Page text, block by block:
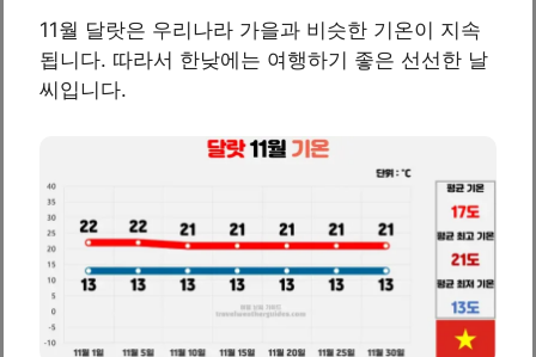
11월 달랏은 우리나라 가을과 비슷한 기온이 지속
됩니다. 따라서 한낮에는 여행하기 좋은 선선한 날
씨입니다.